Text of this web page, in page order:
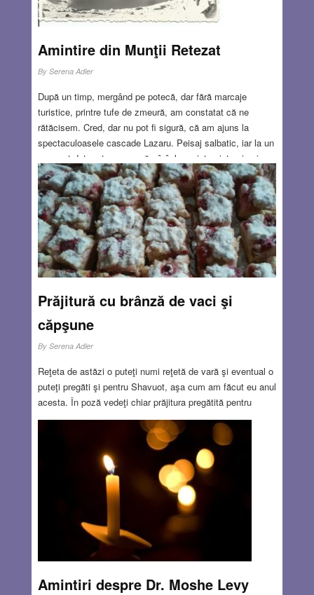
Amintire din Munţii Retezat
By Serena Adler
După un timp, mergând pe potecă, dar fără marcaje
turistice, printre tufe de zmeură, am constatat că ne
rătăcisem. Cred, dar nu pot fi sigură, că am ajuns la
spectaculoasele cascade Lazaru. Peisaj salbatic, iar la un
moment dat se traversează pârâul pe nişte pietroaie şi
buşteni, în preajma primei căderi de apă, iar pentru ultima
parte ne-am căţărat pe bucaţi de stancă. Acum, uitându-
mă pe hărţi, am văzut că este partea de sud a intrării în
actualul Parc Naţional Retezat, una dintre cele mai
frumoase arii protejate ale Europei
Read more…
JUN 23, 2016 3 COMMENTS
Prăjitură cu brânză de vaci şi
căpşune
By Serena Adler
Reţeta de astăzi o puteţi numi reţetă de vară şi eventual o
puteţi pregăti şi pentru Shavuot, aşa cum am făcut eu anul
acesta. În poză vedeţi chiar prăjitura pregătită pentru
Shavuot şi ornată cu zmeură proaspătă. Veţi vedea cum
combină fericit brânza dulce de vaci cu fructele. Este o
combinaţie de reţete clasice, tradiţionale, care împreună
au o savoare specială!
Read more…
Amintiri despre Dr. Moshe Levy